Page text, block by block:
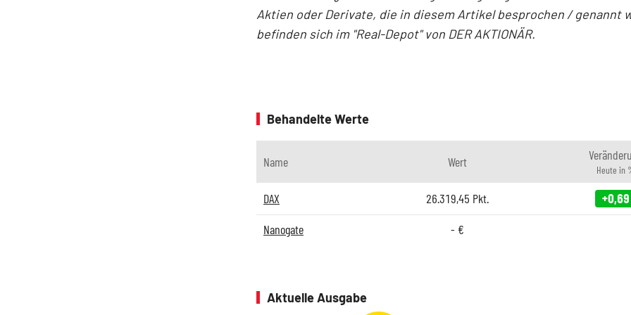
Aktien oder Derivate, die in diesem Artikel besprochen / genannt
befinden sich im "Real-Depot" von DER AKTIONÄR.
Behandelte Werte
Name Wert
Heute in
DAX 26.319,45 Pkt.
+0,69
Nanogate
- €
Aktuelle Ausgabe